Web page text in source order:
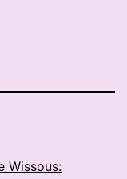
Wissous: